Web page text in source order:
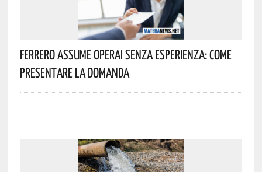
Ferrero Assume Operai Senza Esperienza: Come
Presentare La Domanda